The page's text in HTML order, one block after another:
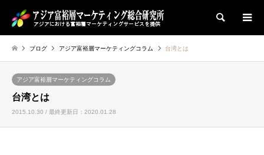
検索
ブログ アジア富裕層マーケティングコラム 台湾とは
アジア富裕層マーケティングコラム
台湾とは
2015.10.30 / 最終更新日：2020.01.28